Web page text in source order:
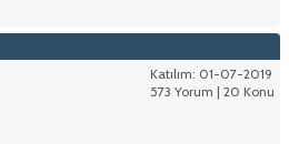
Katılım: 01-07-2019
573 Yorum | 20 Konu